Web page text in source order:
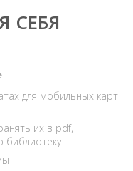
СЕБЯ
для мобильных карт
их в pdf,
библиотеку